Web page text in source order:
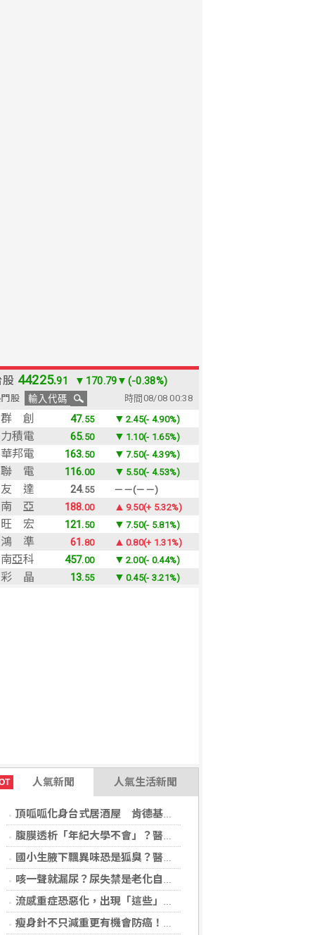
人氣新聞 人氣生活新聞
頂呱呱化身台式居酒屋 肯德基聯名EVA攻漫迷
腹膜透析「年紀大學不會」？醫：年齡並非限制 評估還要看3面向
國小生腋下飄異味恐是狐臭？醫：若伴青春期徵象應評估性早熟
咳一聲就漏尿？尿失禁是老化自然現象？醫揭：不同尿失禁的治療方式
流感重症恐惡化，出現「這些」症狀別再等！醫籲：別因非流感季就掉以輕心
瘦身針不只減重更有機會防癌！無糖尿病肥胖者使用GLP-1藥物 罹癌風險顯著下降